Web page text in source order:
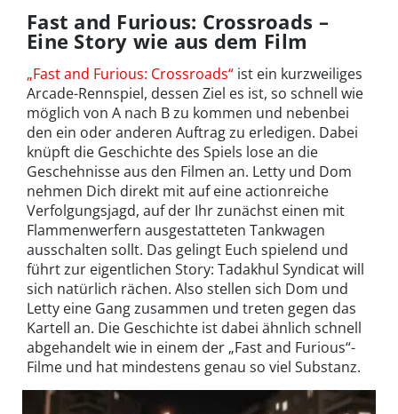
Fast and Furious: Crossroads –
Eine Story wie aus dem Film
„Fast and Furious: Crossroads“ ist ein kurzweiliges
Arcade-Rennspiel, dessen Ziel es ist, so schnell wie
möglich von A nach B zu kommen und nebenbei
den ein oder anderen Auftrag zu erledigen. Dabei
knüpft die Geschichte des Spiels lose an die
Geschehnisse aus den Filmen an. Letty und Dom
nehmen Dich direkt mit auf eine actionreiche
Verfolgungsjagd, auf der Ihr zunächst einen mit
Flammenwerfern ausgestatteten Tankwagen
ausschalten sollt. Das gelingt Euch spielend und
führt zur eigentlichen Story: Tadakhul Syndicat will
sich natürlich rächen. Also stellen sich Dom und
Letty eine Gang zusammen und treten gegen das
Kartell an. Die Geschichte ist dabei ähnlich schnell
abgehandelt wie in einem der „Fast and Furious“-
Filme und hat mindestens genau so viel Substanz.